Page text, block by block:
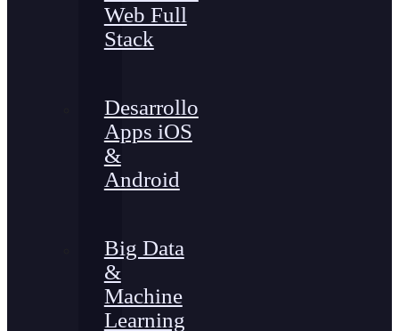
Web Full
Stack
Desarrollo
Apps iOS
&
Android
Big Data
&
Machine
Learning